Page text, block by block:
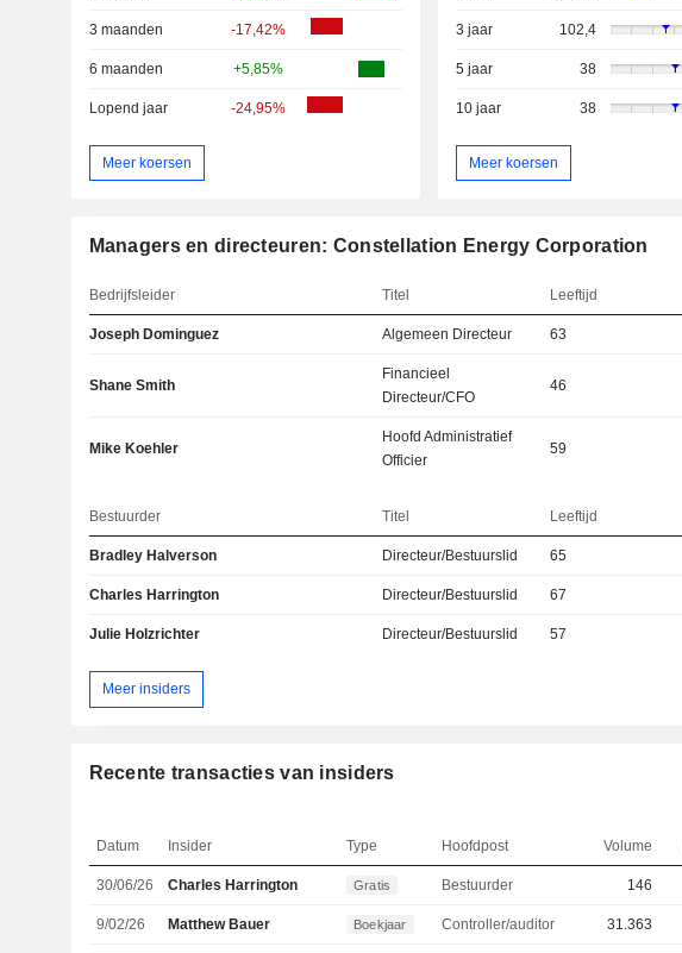
3 maanden -17,42%
6 maanden +5,85%
Lopend jaar -24,95%
Meer koersen
3 jaar 102,4
5 jaar 38
10 jaar 38
Meer koersen
Managers en directeuren: Constellation Energy Corporation
Bedrijfsleider Titel Leeftijd
Joseph Dominguez Algemeen Directeur 63
Shane Smith
Financieel
Directeur/CFO
46
Mike Koehler
Hoofd Administratief
Officier
59
Bestuurder Titel Leeftijd
Bradley Halverson Directeur/Bestuurslid 65
Charles Harrington Directeur/Bestuurslid 67
Julie Holzrichter Directeur/Bestuurslid 57
Meer insiders
Recente transacties van insiders
Datum Insider Type Hoofdpost Volume
30/06/26 Charles Harrington Gratis Bestuurder 146
9/02/26 Matthew Bauer Boekjaar Controller/auditor 31.363